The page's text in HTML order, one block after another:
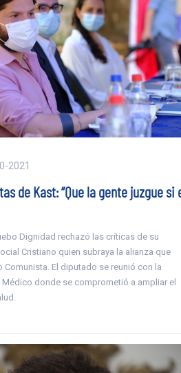
2021
de Kast: “Que la gente juzgue si
Dignidad rechazó las críticas de su
Cristiano quien subraya la alianza que
Comunista. El diputado se reunió con la
donde se comprometió a ampliar el